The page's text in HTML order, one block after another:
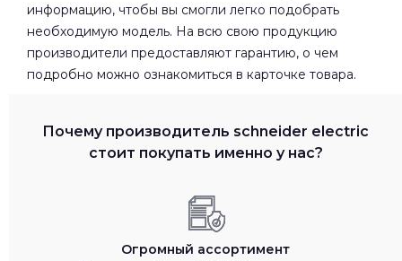
информацию, чтобы вы смогли легко подобрать
необходимую модель. На всю свою продукцию
производители предоставляют гарантию, о чем
подробно можно ознакомиться в карточке товара.
Почему производитель schneider electric
стоит покупать именно у нас?
Огромный ассортимент